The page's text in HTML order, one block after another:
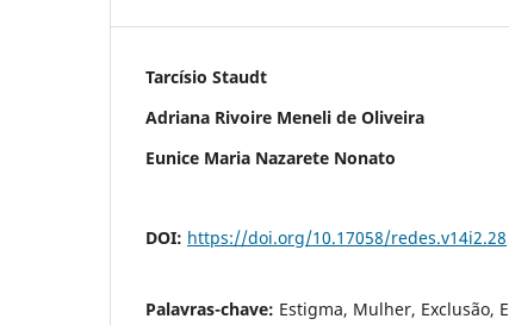
Tarcísio Staudt
Adriana Rivoire Meneli de Oliveira
Eunice Maria Nazarete Nonato
DOI: https://doi.org/10.17058/redes.v14i2.28
Palavras-chave: Estigma, Mulher, Exclusão,